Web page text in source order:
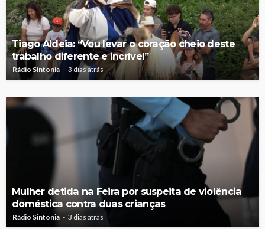
Tiago Aldeia: “Vou levar o coração cheio deste
trabalho diferente e incrível”
Rádio Sintonia 3 dias atrás
Mulher detida na Feira por suspeita de violência
doméstica contra duas crianças
Rádio Sintonia 3 dias atrás